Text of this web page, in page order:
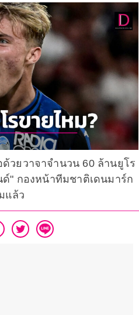
วยวาจาจำนวน 60 ล้านยูโร
" กองหน้าทีมชาติเดนมาร์ก
แล้ว